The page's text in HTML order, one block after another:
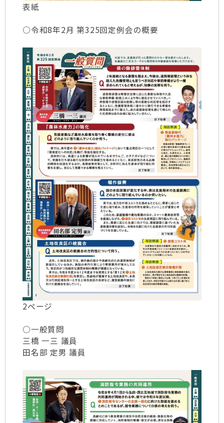
表紙
○令和8年2月 第325回定例会の概要
2ページ
○一般質問
三橋 一三 議員
田名部 定男 議員